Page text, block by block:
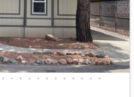
• • • • • • • • • • • •